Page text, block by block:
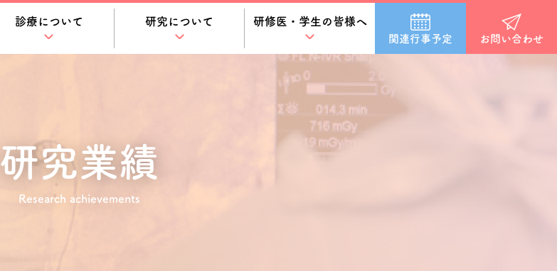
診療について 研究について 研修医・学生の皆様へ
関連行事予定 お問い合わせ
研究業績
Research achievements